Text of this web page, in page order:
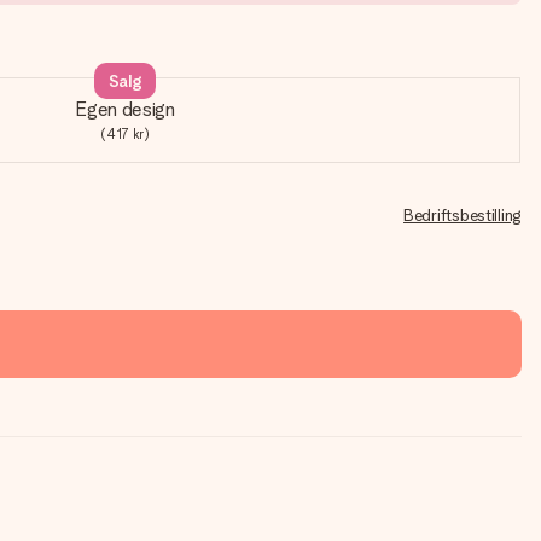
Egen design
(417 kr)
Salg
Bedriftsbestilling